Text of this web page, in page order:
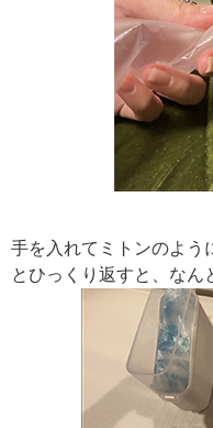
手を入れてミトンのよう
とひっくり返すと、な